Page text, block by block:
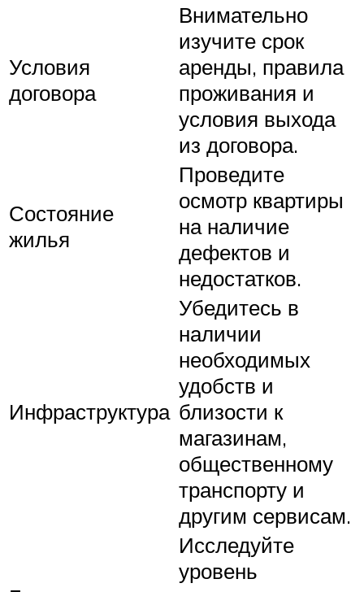
Условия
договора
Внимательно
изучите срок
аренды, правила
проживания и
условия выхода
из договора.
Состояние
жилья
Проведите
осмотр квартиры
на наличие
дефектов и
недостатков.
Инфраструктура
Убедитесь в
наличии
необходимых
удобств и
близости к
магазинам,
общественному
транспорту и
другим сервисам.
Исследуйте
уровень